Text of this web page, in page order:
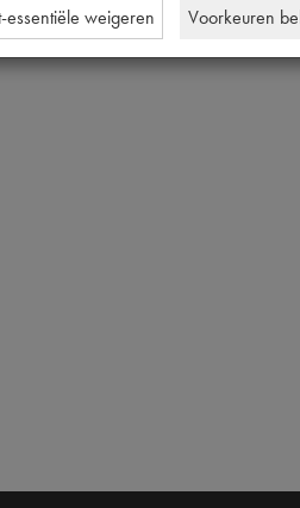
essentiële weigeren Voorkeuren